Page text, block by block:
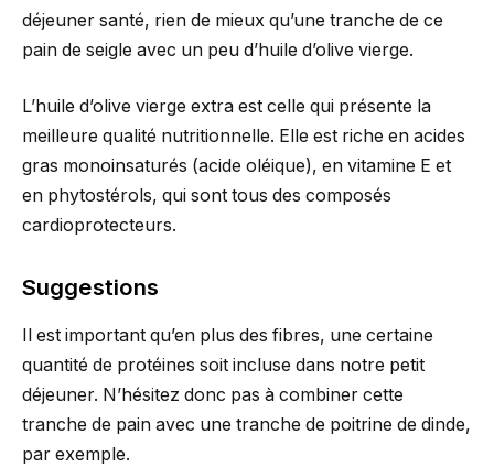
déjeuner santé, rien de mieux qu’une tranche de ce
pain de seigle avec un peu d’huile d’olive vierge.
L’huile d’olive vierge extra est celle qui présente la
meilleure qualité nutritionnelle. Elle est riche en acides
gras monoinsaturés (acide oléique), en vitamine E et
en phytostérols, qui sont tous des composés
cardioprotecteurs.
Suggestions
Il est important qu’en plus des fibres, une certaine
quantité de protéines soit incluse dans notre petit
déjeuner. N’hésitez donc pas à combiner cette
tranche de pain avec une tranche de poitrine de dinde,
par exemple.